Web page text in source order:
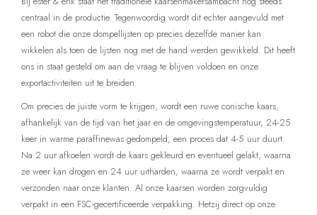
centraal in de productie. Tegenwoordig wordt dit echter aangevuld met
een robot die onze dompellijsten op precies dezelfde manier kan
wikkelen als toen de lijsten nog met de hand werden gewikkeld. Dit heeft
ons in staat gesteld om aan de vraag te blijven voldoen en onze
exportactiviteiten uit te breiden.
Om precies de juiste vorm te krijgen, wordt een ruwe conische kaars,
afhankelijk van de tijd van het jaar en de omgevingstemperatuur, 24-25
keer in warme paraffinewas gedompeld, een proces dat 4-5 uur duurt.
Na 2 uur afkoelen wordt de kaars gekleurd en eventueel gelakt, waarna
ze weer kan drogen en 24 uur uitharden, waarna ze wordt verpakt en
verzonden naar onze klanten. Al onze kaarsen worden zorgvuldig
verpakt in een FSC-gecertificeerde verpakking. Hetzij direct op onze